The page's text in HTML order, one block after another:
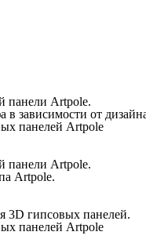
панели Artpole.
в зависимости от
панелей Artpole
панели Artpole.
Artpole.
3D гипсовых панелей.
панелей Artpole